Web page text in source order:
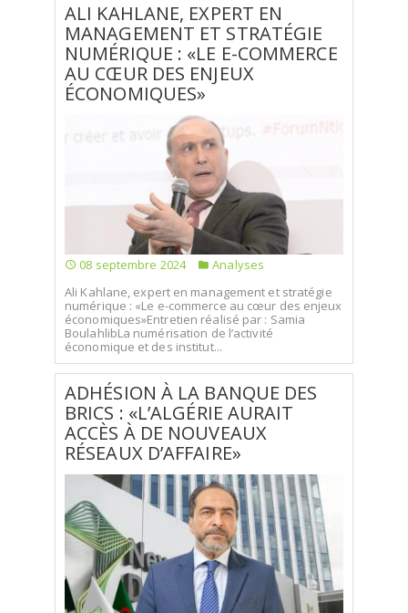
ALI KAHLANE, EXPERT EN
MANAGEMENT ET STRATÉGIE
NUMÉRIQUE : «LE E-COMMERCE
AU CŒUR DES ENJEUX
ÉCONOMIQUES»
08 septembre 2024
Analyses
Ali Kahlane, expert en management et stratégie
numérique : «Le e-commerce au cœur des enjeux
économiques»Entretien réalisé par : Samia
BoulahlibLa numérisation de l’activité
économique et des institut...
ADHÉSION À LA BANQUE DES
BRICS : «L’ALGÉRIE AURAIT
ACCÈS À DE NOUVEAUX
RÉSEAUX D’AFFAIRE»